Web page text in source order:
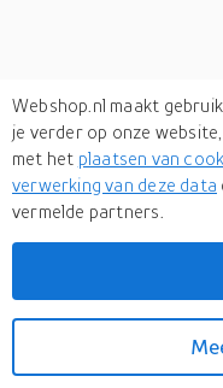
Webshop.nl maakt
je verder op onze
met het plaatsen van
verwerking van deze data
vermelde partners.